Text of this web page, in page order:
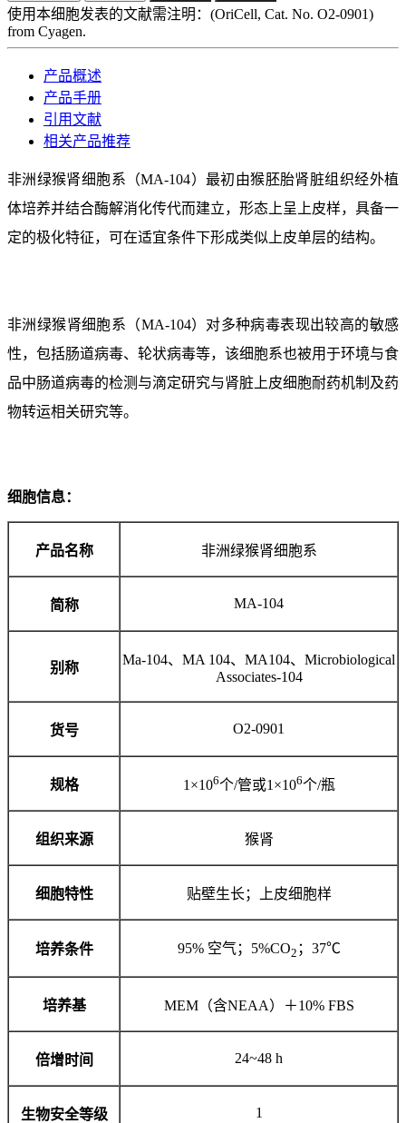
使用本细胞发表的文献需注明：(OriCell, Cat. No. O2-0901)
from Cyagen.
产品概述
产品手册
引用文献
相关产品推荐
非洲绿猴肾细胞系（MA-104）最初由‌‌猴胚胎肾脏组织‌‌经外植
体培养并结合酶解消化传代而建立，形态上呈上皮样，具备一
定的极化特征，可在适宜条件下形成类似上皮单层的结构。
非洲绿猴肾细胞系（MA-104）对多种病毒表现出较高的敏感
性，包括肠道病毒、轮状病毒等，该细胞系也被用于环境与食
品中肠道病毒的检测与滴定研究与肾脏上皮细胞耐药机制及药
物转运相关研究等。
细胞信息：
产品名称 非洲绿猴肾细胞系
简称 MA-104
别称
Ma-104、MA 104、MA104、Microbiological
Associates-104
货号 O2-0901
规格 1×106个/管或1×106个/瓶
组织来源 猴肾
细胞特性 贴壁生长；上皮细胞样
培养条件 95% 空气；5%CO2 ；37℃
培养基 MEM（含NEAA）＋10% FBS
倍增时间 24~48 h
生物安全等级 1